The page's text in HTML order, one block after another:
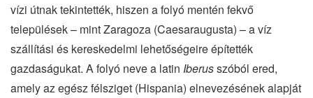
vízi útnak tekintették, hiszen a folyó mentén fekvő
települések – mint Zaragoza (Caesaraugusta) – a víz
szállítási és kereskedelmi lehetőségeire építették
gazdaságukat. A folyó neve a latin Iberusszóból ered,
amely az egész félsziget (Hispania) elnevezésének alapját